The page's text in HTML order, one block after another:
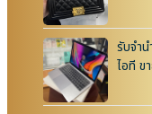
รับจำ
ไอที ข